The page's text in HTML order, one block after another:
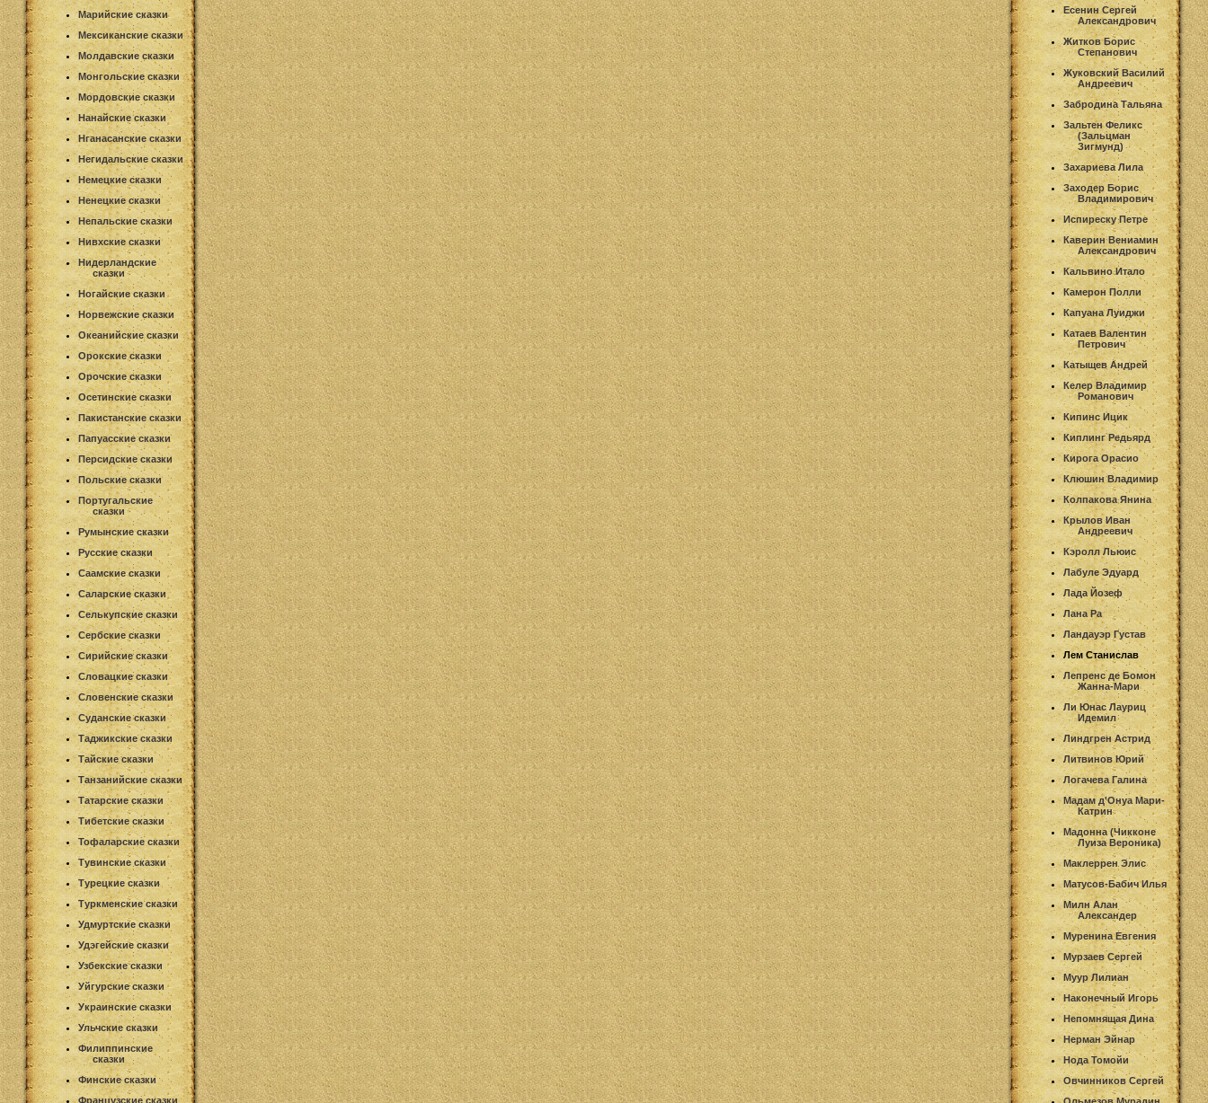
Марийские сказки
Мексиканские сказки
Молдавские сказки
Монгольские сказки
Мордовские сказки
Нанайские сказки
Нганасанские сказки
Негидальские сказки
Немецкие сказки
Ненецкие сказки
Непальские сказки
Нивхские сказки
Нидерландские
сказки
Ногайские сказки
Норвежские сказки
Океанийские сказки
Орокские сказки
Орочские сказки
Осетинские сказки
Пакистанские сказки
Папуасские сказки
Персидские сказки
Польские сказки
Португальские
сказки
Румынские сказки
Русские сказки
Саамские сказки
Саларские сказки
Селькупские сказки
Сербские сказки
Сирийские сказки
Словацкие сказки
Словенские сказки
Суданские сказки
Таджикские сказки
Тайские сказки
Танзанийские сказки
Татарские сказки
Тибетские сказки
Тофаларские сказки
Тувинские сказки
Турецкие сказки
Туркменские сказки
Удмуртские сказки
Удэгейские сказки
Узбекские сказки
Уйгурские сказки
Украинские сказки
Ульчские сказки
Филиппинские
сказки
Финские сказки
Французские сказки
Есенин Сергей
Александрович
Житков Борис
Степанович
Жуковский Василий
Андреевич
Забродина Тальяна
Зальтен Феликс
(Зальцман
Зигмунд)
Захариева Лила
Заходер Борис
Владимирович
Испиреску Петре
Каверин Вениамин
Александрович
Кальвино Итало
Камерон Полли
Капуана Луиджи
Катаев Валентин
Петрович
Катыщев Андрей
Келер Владимир
Романович
Кипинс Ицик
Киплинг Редьярд
Кирога Орасио
Клюшин Владимир
Колпакова Янина
Крылов Иван
Андреевич
Кэролл Льюис
Лабуле Эдуард
Лада Йозеф
Лана Ра
Ландауэр Густав
Лем Станислав
Лепренс де Бомон
Жанна-Мари
Ли Юнас Лауриц
Идемил
Линдгрен Астрид
Литвинов Юрий
Логачева Галина
Мадам д'Онуа Мари-
Катрин
Мадонна (Чикконе
Луиза Вероника)
Маклеррен Элис
Матусов-Бабич Илья
Милн Алан
Александер
Муренина Евгения
Мурзаев Сергей
Муур Лилиан
Наконечный Игорь
Непомнящая Дина
Нерман Эйнар
Нода Томойи
Овчинников Сергей